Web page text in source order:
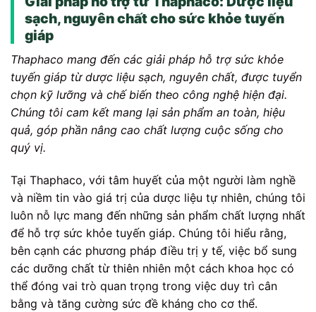
sạch, nguyên chất cho sức khỏe tuyến
giáp
Thaphaco mang đến các giải pháp hỗ trợ sức khỏe
tuyến giáp từ dược liệu sạch, nguyên chất, được tuyển
chọn kỹ lưỡng và chế biến theo công nghệ hiện đại.
Chúng tôi cam kết mang lại sản phẩm an toàn, hiệu
quả, góp phần nâng cao chất lượng cuộc sống cho
quý vị.
Tại Thaphaco, với tâm huyết của một người làm nghề
và niềm tin vào giá trị của dược liệu tự nhiên, chúng tôi
luôn nỗ lực mang đến những sản phẩm chất lượng nhất
để hỗ trợ sức khỏe tuyến giáp. Chúng tôi hiểu rằng,
bên cạnh các phương pháp điều trị y tế, việc bổ sung
các dưỡng chất từ thiên nhiên một cách khoa học có
thể đóng vai trò quan trọng trong việc duy trì cân
bằng và tăng cường sức đề kháng cho cơ thể.